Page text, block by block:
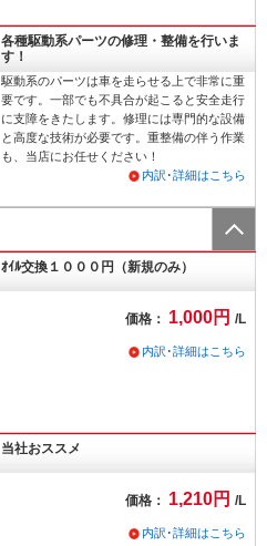
各種駆動系パーツの修理・整備を行いま
す！
駆動系のパーツは車を走らせる上で非常に重
要です。一部でも不具合が起こると安全走行
に支障をきたします。修理には専門的な設備
と高度な技術が必要です。重整備の伴う作業
も、当店にお任せください！
内訳･詳細はこちら
ｵｲﾙ交換１０００円（新規のみ）
価格： 1,000円 /L
内訳･詳細はこちら
当社おススメ
価格： 1,210円 /L
内訳･詳細はこちら